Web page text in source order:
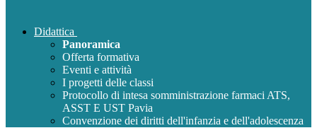
Didattica
Panoramica
Offerta formativa
Eventi e attività
I progetti delle classi
Protocollo di intesa somministrazione farmaci ATS,
ASST E UST Pavia
Convenzione dei diritti dell'infanzia e dell'adolescenza